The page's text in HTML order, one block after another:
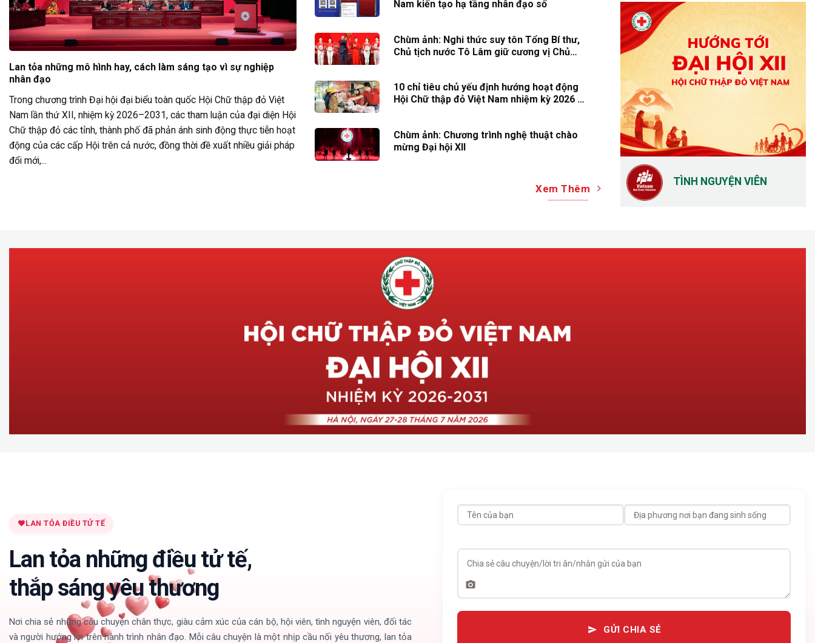
Lan tỏa những mô hình hay, cách làm sáng tạo vì sự nghiệp
nhân đạo
Trong chương trình Đại hội đại biểu toàn quốc Hội Chữ thập đỏ Việt
Nam lần thứ XII, nhiệm kỳ 2026–2031, các tham luận của đại diện Hội
Chữ thập đỏ các tỉnh, thành phố đã phản ánh sinh động thực tiễn hoạt
động của các cấp Hội trên cả nước, đồng thời đề xuất nhiều giải pháp
đổi mới,...
Nam kiến tạo hạ tầng nhân đạo số
Chùm ảnh: Nghi thức suy tôn Tổng Bí thư,
Chủ tịch nước Tô Lâm giữ cương vị Chủ
10 chỉ tiêu chủ yếu định hướng hoạt động
Hội Chữ thập đỏ Việt Nam nhiệm kỳ 2026 –
Chùm ảnh: Chương trình nghệ thuật chào
mừng Đại hội XII
Xem Thêm
TÌNH NGUYỆN VIÊN
LAN TỎA ĐIỀU TỬ TẾ
Lan tỏa những điều tử tế,
thắp sáng yêu thương
Nơi chia sẻ những câu chuyện chân thực, giàu cảm xúc của cán bộ, hội viên, tình nguyện viên, đối tác
và người hướng lợi trên hành trình nhân đạo. Mỗi câu chuyện là một nhịp cầu nối yêu thương, lan tỏa
GỬI CHIA SẺ